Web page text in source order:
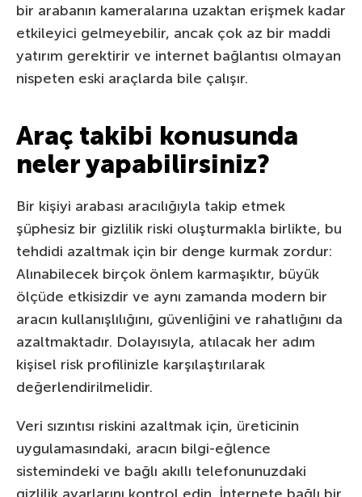
bir arabanın kameralarına uzaktan erişmek kadar
etkileyici gelmeyebilir, ancak çok az bir maddi
yatırım gerektirir ve internet bağlantısı olmayan
nispeten eski araçlarda bile çalışır.
Araç takibi konusunda
neler yapabilirsiniz?
Bir kişiyi arabası aracılığıyla takip etmek
şüphesiz bir gizlilik riski oluşturmakla birlikte, bu
tehdidi azaltmak için bir denge kurmak zordur:
Alınabilecek birçok önlem karmaşıktır, büyük
ölçüde etkisizdir ve aynı zamanda modern bir
aracın kullanışlılığını, güvenliğini ve rahatlığını da
azaltmaktadır. Dolayısıyla, atılacak her adım
kişisel risk profilinizle karşılaştırılarak
değerlendirilmelidir.
Veri sızıntısı riskini azaltmak için, üreticinin
uygulamasındaki, aracın bilgi-eğlence
sistemindeki ve bağlı akıllı telefonunuzdaki
gizlilik ayarlarını kontrol edin. İnternete bağlı bir